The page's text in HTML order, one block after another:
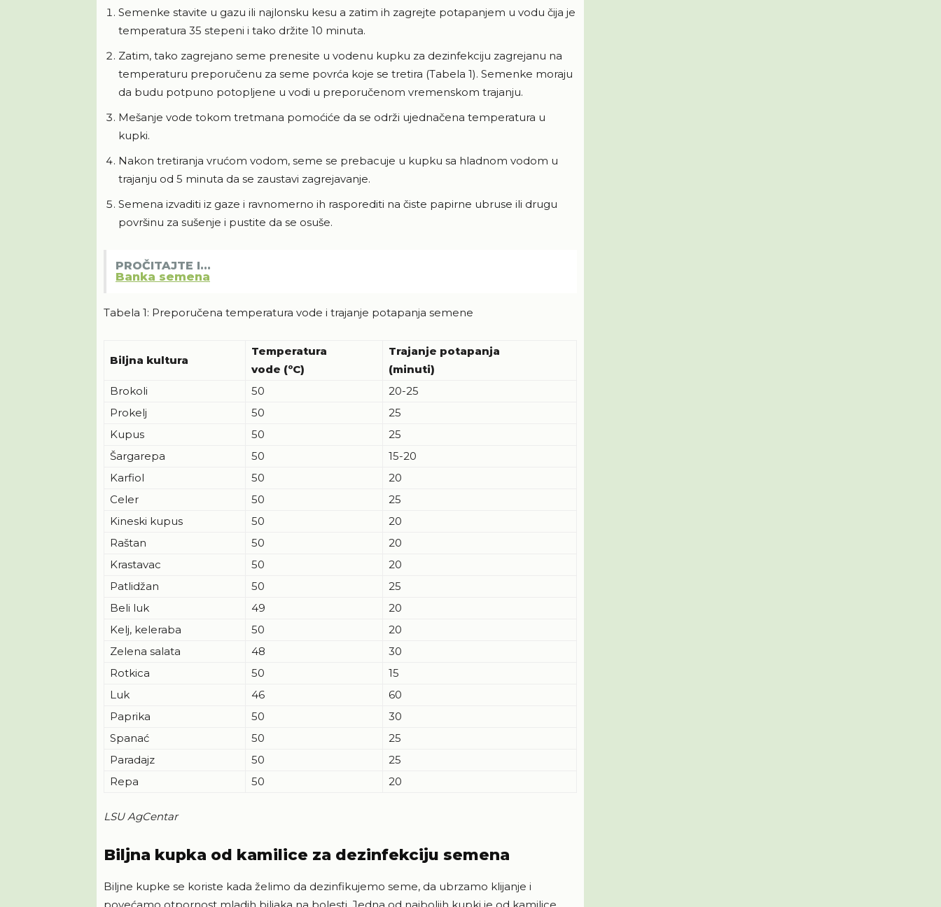
Semenke stavite u gazu ili najlonsku kesu a zatim ih zagrejte potapanjem u vodu čija je
temperatura 35 stepeni i tako držite 10 minuta.
Zatim, tako zagrejano seme prenesite u vodenu kupku za dezinfekciju zagrejanu na
temperaturu preporučenu za seme povrća koje se tretira (Tabela 1). Semenke moraju
da budu potpuno potopljene u vodi u preporučenom vremenskom trajanju.
Mešanje vode tokom tretmana pomoćiće da se održi ujednačena temperatura u
kupki.
Nakon tretiranja vrućom vodom, seme se prebacuje u kupku sa hladnom vodom u
trajanju od 5 minuta da se zaustavi zagrejavanje.
Semena izvaditi iz gaze i ravnomerno ih rasporediti na čiste papirne ubruse ili drugu
površinu za sušenje i pustite da se osuše.
PROČITAJTE I...
Banka semena
Tabela 1: Preporučena temperatura vode i trajanje potapanja semene
Biljna kultura
Temperatura
vode (ºC)
Trajanje potapanja
(minuti)
Brokoli
50
20-25
Prokelj
50
25
Kupus
50
25
Šargarepa
50
15-20
Karfiol
50
20
Celer
50
25
Kineski kupus
50
20
Raštan
50
20
Krastavac
50
20
Patlidžan
50
25
Beli luk
49
20
Kelj, keleraba
50
20
Zelena salata
48
30
Rotkica
50
15
Luk
46
60
Paprika
50
30
Spanać
50
25
Paradajz
50
25
Repa
50 20
LSU AgCentar
Biljna kupka od kamilice za dezinfekciju semena
Biljne kupke se koriste kada želimo da dezinfikujemo seme, da ubrzamo klijanje i